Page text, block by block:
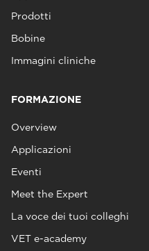
Prodotti
Bobine
Immagini cliniche
FORMAZIONE
Overview
Applicazioni
Eventi
Meet the Expert
La voce dei tuoi colleghi
VET e-academy